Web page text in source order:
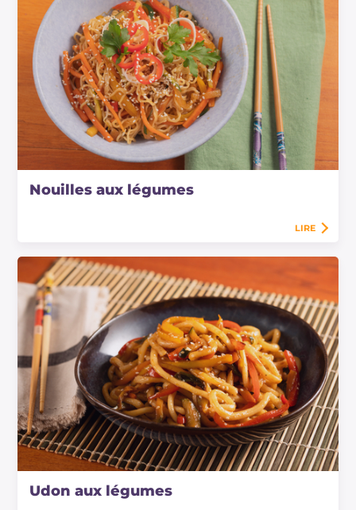
Nouilles aux légumes
LIRE
Udon aux légumes